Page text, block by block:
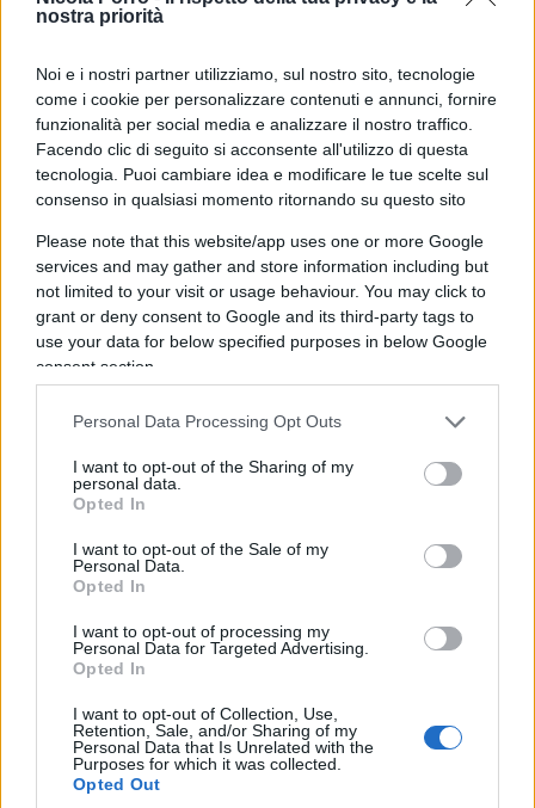
nostra priorità
Noi e i nostri partner utilizziamo, sul nostro sito, tecnologie
come i cookie per personalizzare contenuti e annunci, fornire
funzionalità per social media e analizzare il nostro traffico.
Facendo clic di seguito si acconsente all'utilizzo di questa
tecnologia. Puoi cambiare idea e modificare le tue scelte sul
consenso in qualsiasi momento ritornando su questo sito
Please note that this website/app uses one or more Google
services and may gather and store information including but
not limited to your visit or usage behaviour. You may click to
grant or deny consent to Google and its third-party tags to
use your data for below specified purposes in below Google
consent section.
Personal Data Processing Opt Outs
I want to opt-out of the Sharing of my
personal data.
Opted In
I want to opt-out of the Sale of my
Personal Data.
Opted In
I want to opt-out of processing my
Personal Data for Targeted Advertising.
Opted In
I want to opt-out of Collection, Use,
Retention, Sale, and/or Sharing of my
Personal Data that Is Unrelated with the
Purposes for which it was collected.
Opted Out
ieri il suo rapporto di settembre in cui spiega che
la dittatura dell’Avana ha attivato un ampio
dispiegamento di polizia e militari “perreprimere
i manifestanticon brutale violenza” che
protestano per i blackout. Tra gli ultimi 36 casi di
arresto ci oltre 20 persone sono state arrestate
dalle forze del regime durante le proteste legate ai
prolungati blackout degli ultimi giorni. Queste
manifestazioni si sono intensificate dopo che
l’uragano Ian ha attraversato l’estremità
occidentale del paese, facendo aumentare gli
arresti arbitrari.
L’opposizione del Venezuela furiosa con Biden
L’ex sindaco di Caracas Antonio Ledezma dice ad
Abc: “Ci opponiamo alla politica pro Maduro di
Biden”. Delusa dagli Stati Uniti: così si sente
l’opposizione venezuelana in esilio a Madrid, dopo
termini di politica iberoamericana con
l’allentamento delle sanzioni al regime di Maduro.
Lo scorso aprile, Ledezma, con il sostegno di oltre